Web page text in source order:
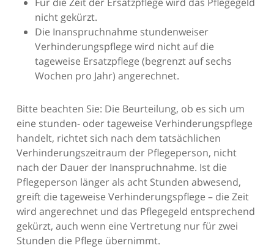
nicht gekürzt.
Die Inanspruchnahme stundenweiser
Verhinderungspflege wird nicht auf die
tageweise Ersatzpflege (begrenzt auf sechs
Wochen pro Jahr) angerechnet.
Bitte beachten Sie: Die Beurteilung, ob es sich um
eine stunden- oder tageweise Verhinderungspflege
handelt, richtet sich nach dem tatsächlichen
Verhinderungszeitraum der Pflegeperson, nicht
nach der Dauer der Inanspruchnahme. Ist die
Pflegeperson länger als acht Stunden abwesend,
greift die tageweise Verhinderungspflege – die Zeit
wird angerechnet und das Pflegegeld entsprechend
gekürzt, auch wenn eine Vertretung nur für zwei
Stunden die Pflege übernimmt.